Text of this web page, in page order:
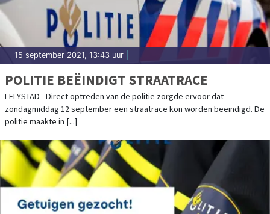
15 september 2021, 13:43 uur
POLITIE BEËINDIGT STRAATRACE
LELYSTAD - Direct optreden van de politie zorgde ervoor dat
zondagmiddag 12 september een straatrace kon worden beëindigd. De
politie maakte in [...]